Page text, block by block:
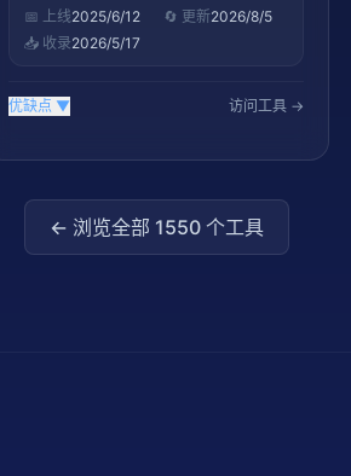
📅 上线2025/6/12 🔄 更新2026/8/5
📥 收录2026/5/17
优缺点 ▼ 访问工具 →
← 浏览全部 1550个工具